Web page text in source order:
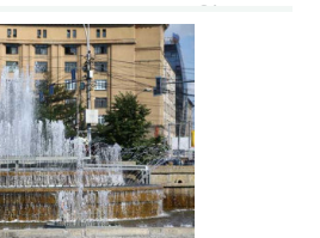
и могут затянуться до 24 июня.